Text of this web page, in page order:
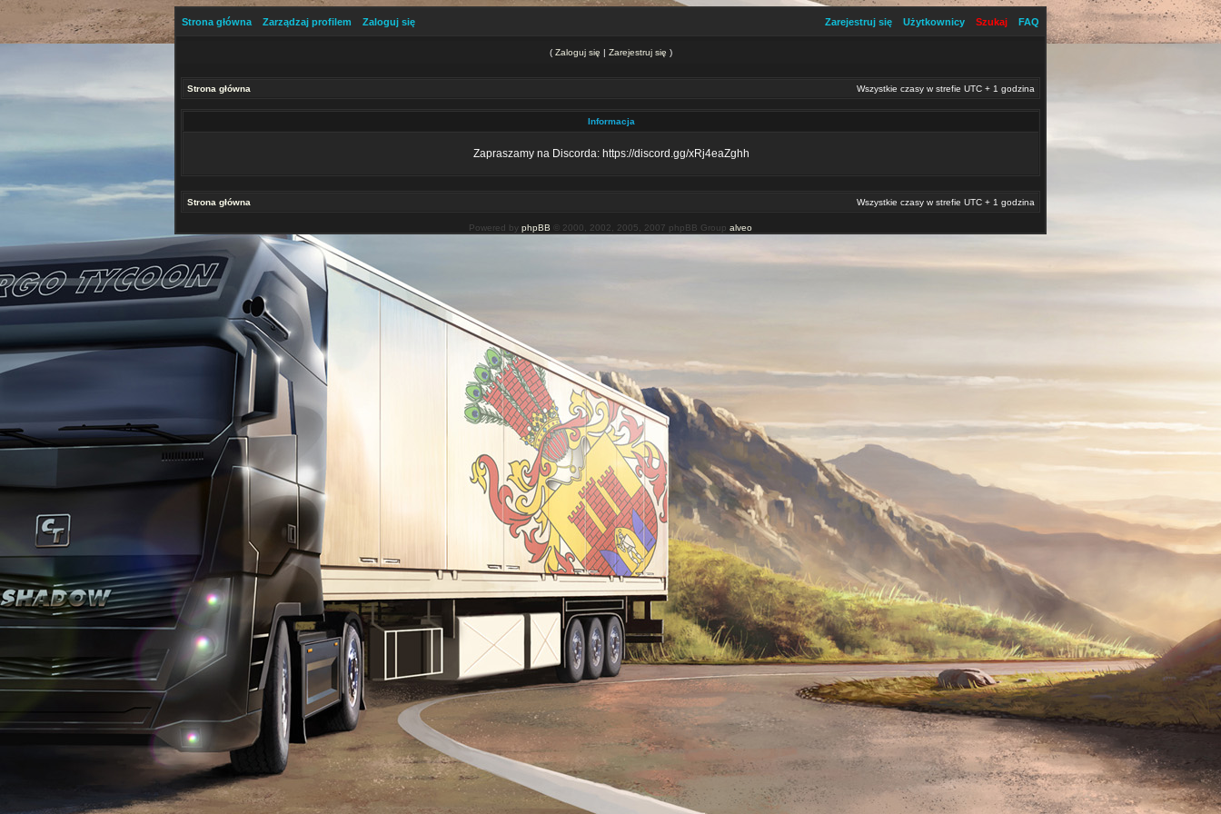
Strona główna Zarządzaj profilem Zaloguj się FAQ
Szukaj
Użytkownicy
Zarejestruj się
( Zaloguj się | Zarejestruj się )
Strona główna Wszystkie czasy w strefie UTC + 1 godzina
Informacja
Zapraszamy na Discorda: https://discord.gg/xRj4eaZghh
Strona główna Wszystkie czasy w strefie UTC + 1 godzina
Powered by phpBB © 2000, 2002, 2005, 2007 phpBB Group alveo